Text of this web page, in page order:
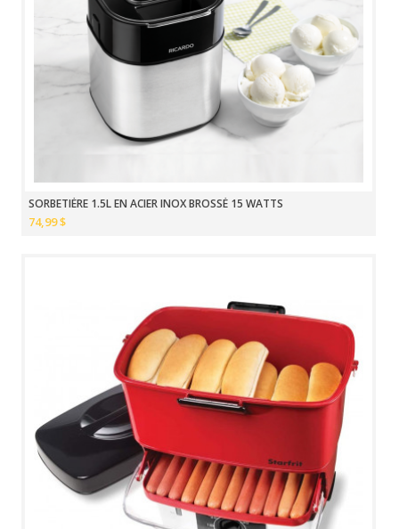
SORBETIÈRE 1.5L EN ACIER INOX BROSSÉ 15 WATTS
74,99 $